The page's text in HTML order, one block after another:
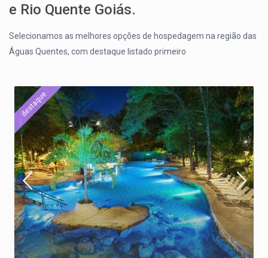
e Rio Quente Goiás.
Selecionamos as melhores opções de hospedagem na região das
Águas Quentes, com destaque listado primeiro
destaque